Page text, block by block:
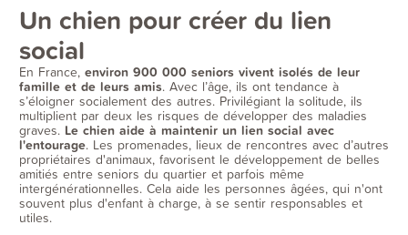
Un chien pour créer du lien
social
En France, environ 900 000 seniors vivent isolés de leur
famille et de leurs amis. Avec l’âge, ils ont tendance à
s’éloigner socialement des autres. Privilégiant la solitude, ils
multiplient par deux les risques de développer des maladies
graves. Le chien aide à maintenir un lien social avec
l'entourage. Les promenades, lieux de rencontres avec d’autres
propriétaires d'animaux, favorisent le développement de belles
amitiés entre seniors du quartier et parfois même
intergénérationnelles. Cela aide les personnes âgées, qui n'ont
souvent plus d'enfant à charge, à se sentir responsables et
utiles.